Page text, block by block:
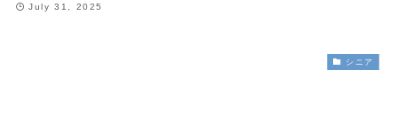
July 31, 2025
シニア